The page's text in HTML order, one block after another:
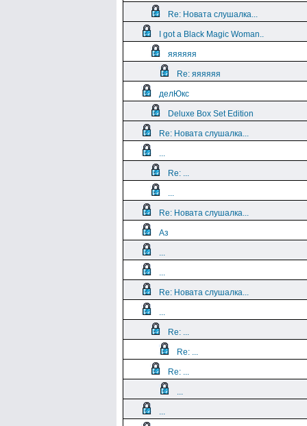
Re: Новата слушалка...
I got a Black Magic Woman..
яяяяяя
Re: яяяяяя
делЮкс
Deluxe Box Set Edition
Re: Новата слушалка...
...
Re: ...
...
Re: Новата слушалка...
Аз
...
...
Re: Новата слушалка...
...
Re: ...
Re: ...
Re: ...
...
...